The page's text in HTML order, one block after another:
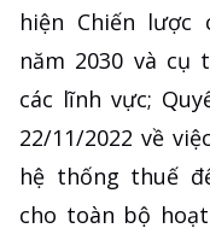
hiện Chiến lược
năm 2030 và cụ
các lĩnh vực;
22/11/2022 về
hệ thống thuế
cho toàn bộ